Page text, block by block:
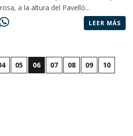
a la altura del Pavelló...
LEER MÁS
05 06 07 08 09
10